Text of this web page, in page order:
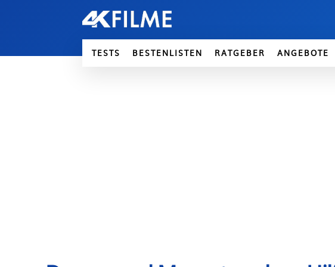
TESTS BESTENLISTEN RATGEBER ANGEBOTE